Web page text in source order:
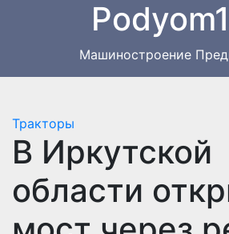
содержимомуМашиностроение
Тракторы
В Иркутской
области